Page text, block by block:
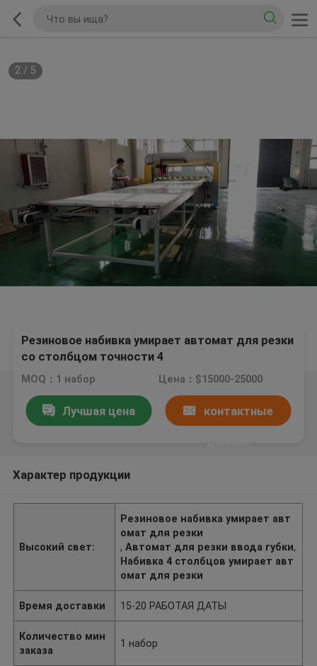
2/ 5
Резиновое набивка умирает автомат для резки
со столбцом точности 4
MOQ：1 набор Цена：$15000-25000
Лучшая цена контактные
Характер продукции
Высокий свет:
Резиновое набивка умирает авт
омат для резки
,Автомат для резки ввода губки,
Набивка 4 столбцов умирает авт
омат для резки
Время доставки 15-20 РАБОТАЯ ДАТЫ
Количество мин
заказа
1 набор